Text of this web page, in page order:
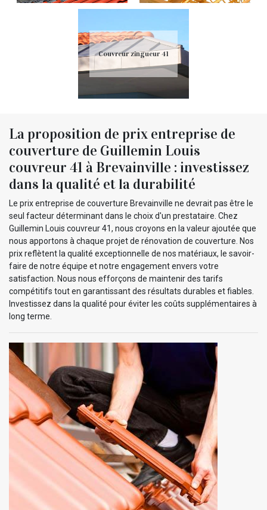
Couvreur zingueur 41
La proposition de prix entreprise de
couverture de Guillemin Louis
couvreur 41 à Brevainville : investissez
dans la qualité et la durabilité
Le prix entreprise de couverture Brevainville ne devrait pas être le
seul facteur déterminant dans le choix d'un prestataire. Chez
Guillemin Louis couvreur 41, nous croyons en la valeur ajoutée que
nous apportons à chaque projet de rénovation de couverture. Nos
prix reflètent la qualité exceptionnelle de nos matériaux, le savoir-
faire de notre équipe et notre engagement envers votre
satisfaction. Nous nous efforçons de maintenir des tarifs
compétitifs tout en garantissant des résultats durables et fiables.
Investissez dans la qualité pour éviter les coûts supplémentaires à
long terme.